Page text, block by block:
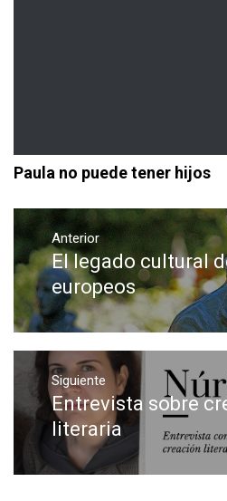
Paula no puede tener hijos
Navegación
de
entradas
Anterior
Entrada
anterior:
El legado cultural
europeos
Siguiente
Entrada
siguiente:
Entrevista sobre
literaria